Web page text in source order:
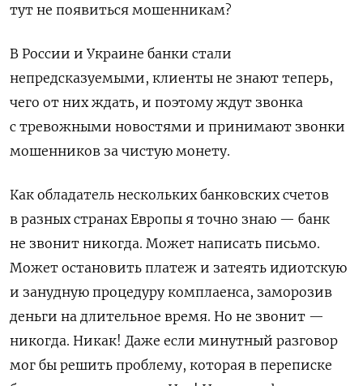
тут не появиться мошенникам?
В России и Украине банки стали
непредсказуемыми, клиенты не знают теперь,
чего от них ждать, и поэтому ждут звонка
с тревожными новостями и принимают звонки
мошенников за чистую монету.
Как обладатель нескольких банковских счетов
в разных странах Европы я точно знаю — банк
не звонит никогда. Может написать письмо.
Может остановить платеж и затеять идиотскую
и занудную процедуру комплаенса, заморозив
деньги на длительное время. Но не звонит —
никогда. Никак! Даже если минутный разговор
мог бы решить проблему, которая в переписке